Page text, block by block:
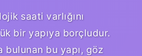
saati varlığını
bir yapıya borçludur.
bulunan bu yapı, göz